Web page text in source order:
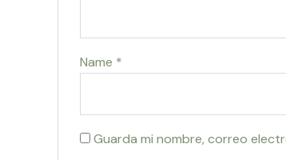
Name *
Guarda mi nombre, correo